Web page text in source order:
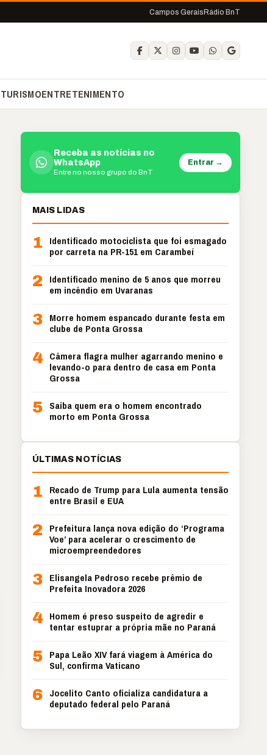
Campos Gerais Rádio BnT
TURISMOENTRETENIMENTO
Receba as notícias no
WhatsApp
Entre no nosso grupo do BnT
Entrar →
MAIS LIDAS
1
Identificado motociclista que foi esmagado
por carreta na PR-151 em Carambeí
2
Identificado menino de 5 anos que morreu
em incêndio em Uvaranas
3 Morre homem espancado durante festa em
clube de Ponta Grossa
4 Câmera flagra mulher agarrando menino e
levando-o para dentro de casa em Ponta
Grossa
5 Saiba quem era o homem encontrado
morto em Ponta Grossa
ÚLTIMAS NOTÍCIAS
1
Recado de Trump para Lula aumenta tensão
entre Brasil e EUA
2
Prefeitura lança nova edição do ‘Programa
Voe’ para acelerar o crescimento de
microempreendedores
3 Elisangela Pedroso recebe prêmio de
Prefeita Inovadora 2026
4 Homem é preso suspeito de agredir e
tentar estuprar a própria mãe no Paraná
5 Papa Leão XIV fará viagem à América do
Sul, confirma Vaticano
6 Jocelito Canto oficializa candidatura a
deputado federal pelo Paraná